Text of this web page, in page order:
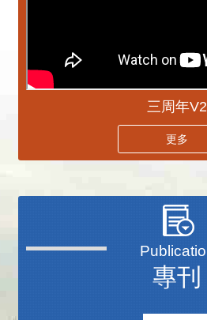
三周年V2
更多
專刊